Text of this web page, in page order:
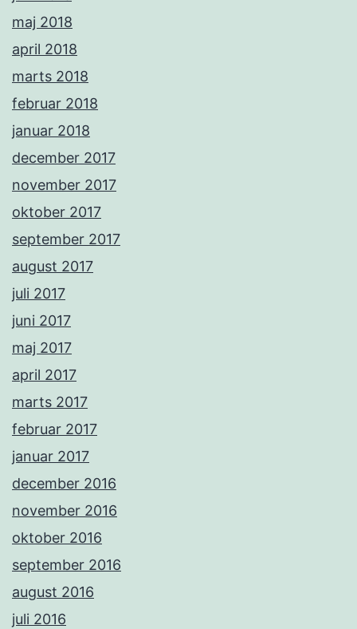
maj 2018
april 2018
marts 2018
februar 2018
januar 2018
december 2017
november 2017
oktober 2017
september 2017
august 2017
juli 2017
juni 2017
maj 2017
april 2017
marts 2017
februar 2017
januar 2017
december 2016
november 2016
oktober 2016
september 2016
august 2016
juli 2016